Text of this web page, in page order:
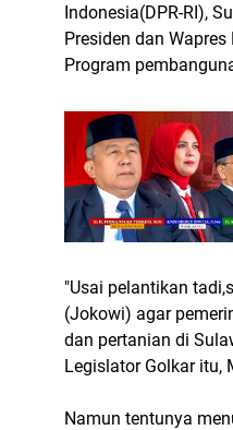
Indonesia(DPR-RI),
Presiden dan
Program
"Usai pelantikan
(Jokowi) agar
dan pertanian di
Legislator Golkar
Namun tentunya